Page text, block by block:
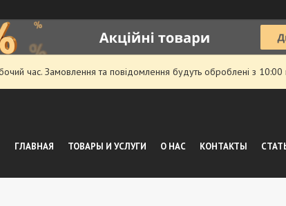
час. Замовлення та повідомлення будуть оброблені з
ГЛАВНАЯ ТОВАРЫ И УСЛУГИ О НАС КОНТАКТЫ